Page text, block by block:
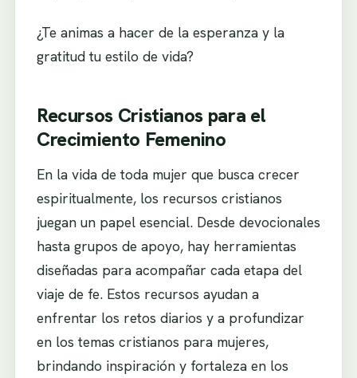
¿Te animas a hacer de la esperanza y la
gratitud tu estilo de vida?
Recursos Cristianos para el
Crecimiento Femenino
En la vida de toda mujer que busca crecer
espiritualmente, los recursos cristianos
juegan un papel esencial. Desde devocionales
hasta grupos de apoyo, hay herramientas
diseñadas para acompañar cada etapa del
viaje de fe. Estos recursos ayudan a
enfrentar los retos diarios y a profundizar
en los temas cristianos para mujeres,
brindando inspiración y fortaleza en los